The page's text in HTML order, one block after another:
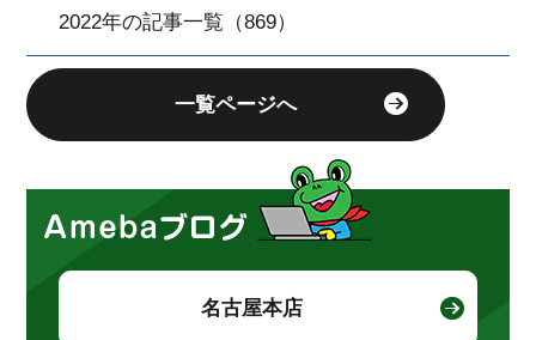
2022年の記事一覧（869）
一覧ページへ
名古屋本店